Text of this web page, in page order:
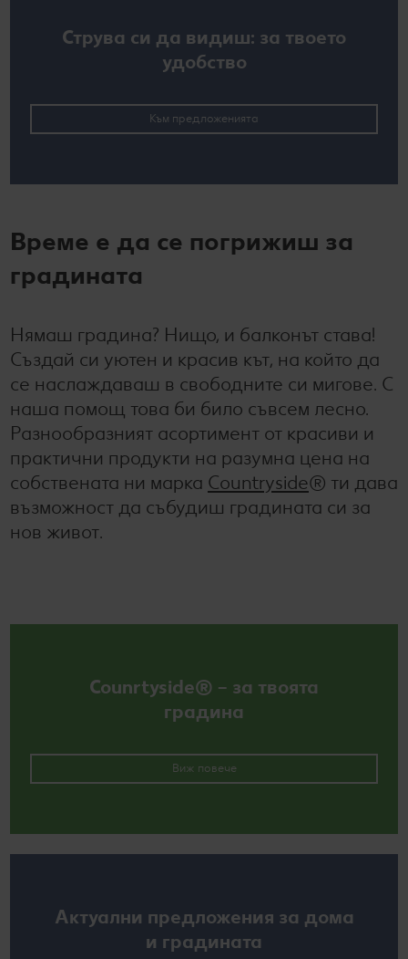
Струва си да видиш: за твоето
удобство
Към предложенията
Време е да се погрижиш за
градината
Нямаш градина? Нищо, и балконът става!
Създай си уютен и красив кът, на който да
се наслаждаваш в свободните си мигове. С
наша помощ това би било съвсем лесно.
Разнообразният асортимент от красиви и
практични продукти на разумна цена на
собствената ни марка Countryside® ти дава
възможност да събудиш градината си за
нов живот.
Counrtyside® – за твоята
градина
Виж повече
Актуални предложения за дома
и градината